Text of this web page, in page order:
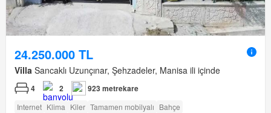
24.250.000 TL
Villa Sancaklı Uzunçınar, Şehzadeler, Manisa ili içinde
4 2 923 metrekare
Internet Klima Kiler Tamamen mobilyalı Bahçe